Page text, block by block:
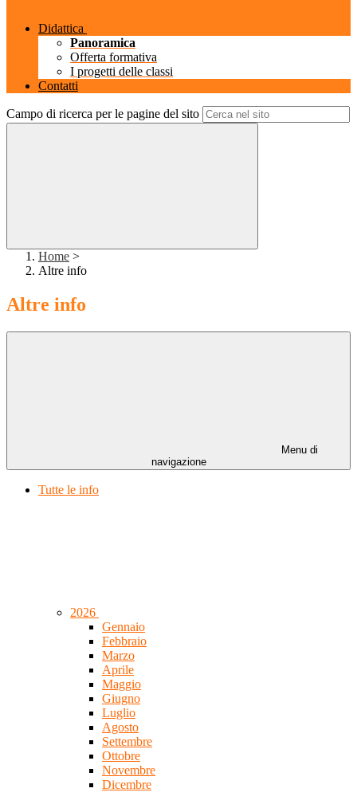
Didattica
Panoramica
Offerta formativa
I progetti delle classi
Contatti
Campo di ricerca per le pagine del sito
Home >
Altre info
Altre info
Menu di
navigazione
Tutte le info
2026
Gennaio
Febbraio
Marzo
Aprile
Maggio
Giugno
Luglio
Agosto
Settembre
Ottobre
Novembre
Dicembre